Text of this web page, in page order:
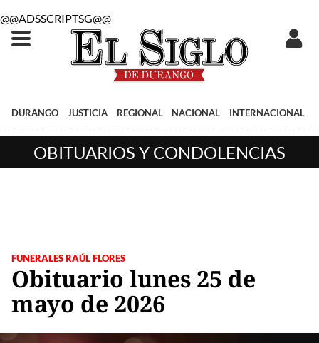
@@ADSSCRIPTSG@@
DURANGO JUSTICIA REGIONAL NACIONAL INTERNACIONAL
OBITUARIOS Y CONDOLENCIAS
FUNERALES RAÚL FLORES
Obituario lunes 25 de
mayo de 2026